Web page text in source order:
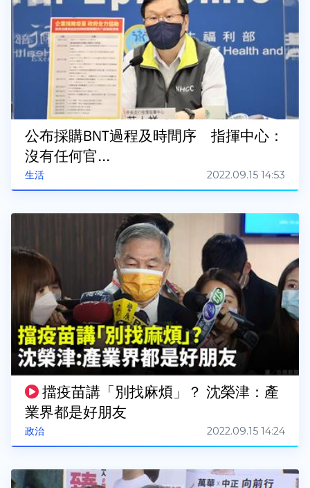
生活
公布採購BNT過程及時間序 指揮中心：
沒有任何官...
2022.09.15 14:53
政治
擋疫苗講「別找麻煩」？ 沈榮津：產
業界都是好朋友
2022.09.15 14:24